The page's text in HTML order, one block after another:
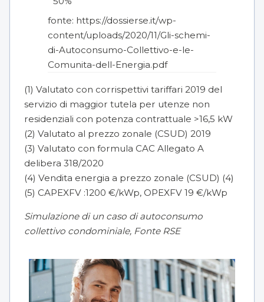
fonte: https://dossierse.it/wp-
content/uploads/2020/11/Gli-schemi-
di-Autoconsumo-Collettivo-e-le-
Comunita-dell-Energia.pdf
(1) Valutato con corrispettivi tariffari 2019 del
servizio di maggior tutela per utenze non
residenziali con potenza contrattuale >16,5 kW
(2) Valutato al prezzo zonale (CSUD) 2019
(3) Valutato con formula CAC Allegato A
delibera 318/2020
(4) Vendita energia a prezzo zonale (CSUD) (4)
(5) CAPEXFV :1200 €/kWp, OPEXFV 19 €/kWp
Simulazione di un caso di autoconsumo
collettivo condominiale, Fonte RSE